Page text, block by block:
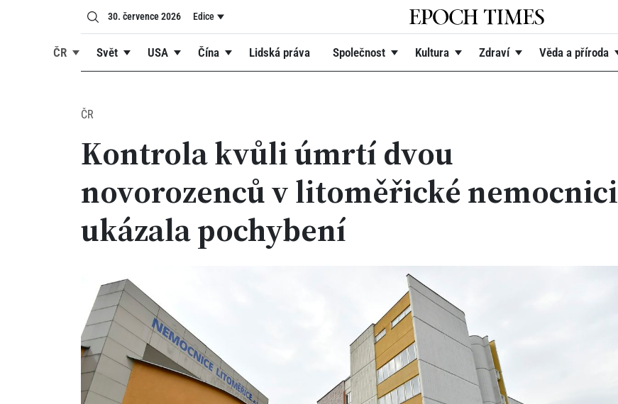
30. července 2026 Edice
ČR Svět USA Čína Lidská práva Společnost Kultura Zdraví Věda a příroda
ČR
Kontrola kvůli úmrtí dvou
novorozenců v litoměřické nemocnici
ukázala pochybení